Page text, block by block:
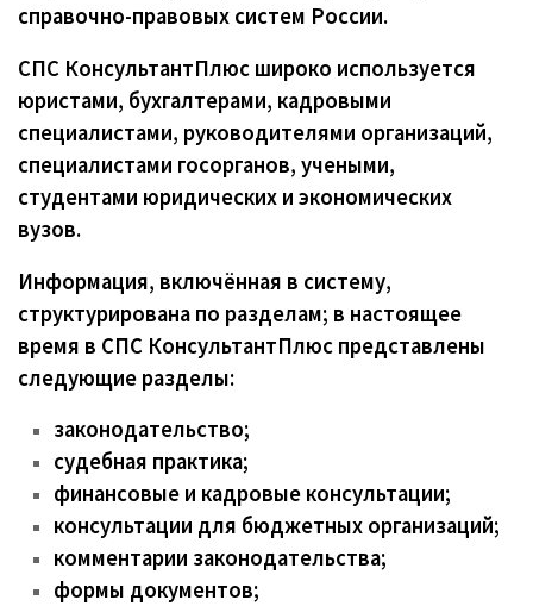
справочно-правовых систем России.
СПС КонсультантПлюс широко используется
юристами, бухгалтерами, кадровыми
специалистами, руководителями организаций,
специалистами госорганов, учеными,
студентами юридических и экономических
вузов.
Информация, включённая в систему,
структурирована по разделам; в настоящее
время в СПС КонсультантПлюс представлены
следующие разделы:
законодательство;
судебная практика;
финансовые и кадровые консультации;
консультации для бюджетных организаций;
комментарии законодательства;
формы документов;